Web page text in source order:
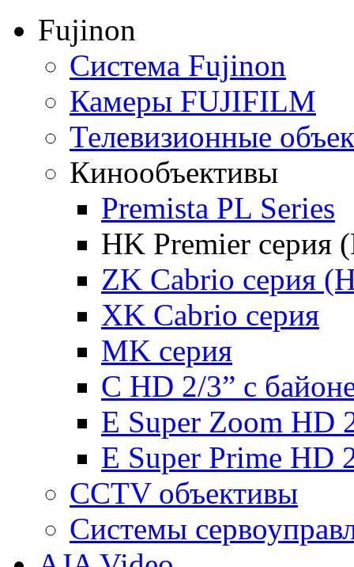
Fujinon
Система Fujinon
Камеры FUJIFILM
Телевизионные
Кинообъективы
Premista PL Series
HK Premier серия
ZK Cabrio серия
XK Cabrio серия
MK серия
С HD 2/3” с
E Super Zoom HD
E Super Prime HD
CCTV объективы
Системы